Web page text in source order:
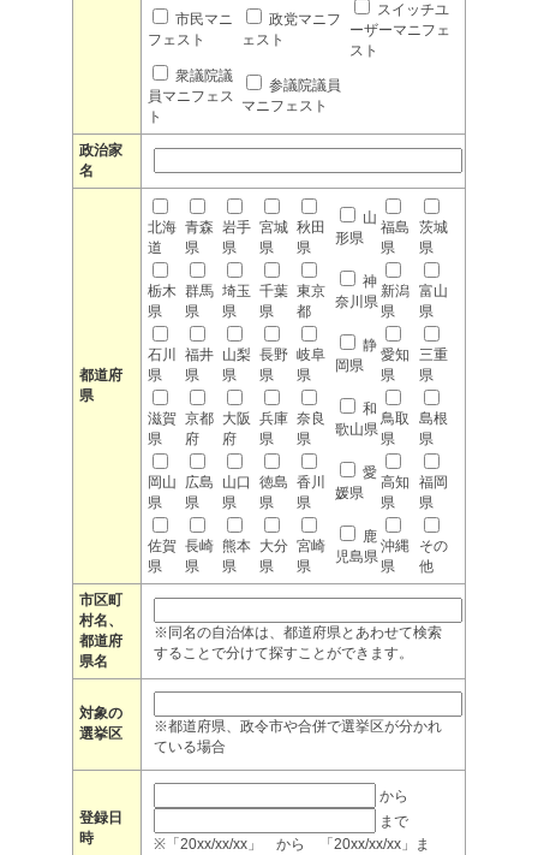
市民マニ
フェスト
政党マニフ
ェスト
スイッチユ
ーザーマニフェ
スト
衆議院議
員マニフェス
ト
参議院議員
マニフェスト
政治家
名
都道府
県
北海
道
青森
県
岩手
県
宮城
県
秋田
県
山
形県
福島
県
茨城
県
栃木
県
群馬
県
埼玉
県
千葉
県
東京
都
神
奈川県
新潟
県
富山
県
石川
県
福井
県
山梨
県
長野
県
岐阜
県
静
岡県
愛知
県
三重
県
滋賀
県
京都
府
大阪
府
兵庫
県
奈良
県
和
歌山県
鳥取
県
島根
県
岡山
県
広島
県
山口
県
徳島
県
香川
県
愛
媛県
高知
県
福岡
県
佐賀
県
長崎
県
熊本
県
大分
県
宮崎
県
鹿
児島県
沖縄
県
その
他
市区町
村名、
都道府
県名
※同名の自治体は、都道府県とあわせて検索
することで分けて探すことができます。
対象の
選挙区
※都道府県、政令市や合併で選挙区が分かれ
ている場合
登録日
時
から
まで
※「20xx/xx/xx」 から 「20xx/xx/xx」ま